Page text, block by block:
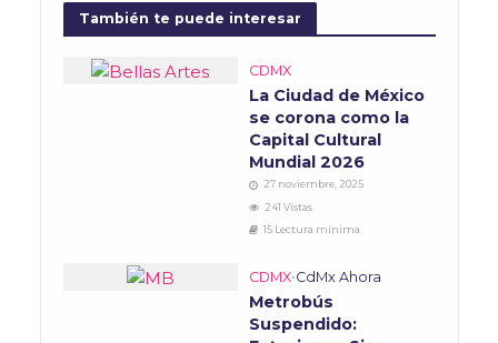
También te puede interesar
CDMX
​La Ciudad de México
se corona como la
Capital Cultural
Mundial 2026
27 noviembre, 2025
241 Vistas
15 Lectura mínima
CDMX•CdMx Ahora
Metrobús
Suspendido: